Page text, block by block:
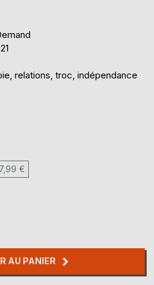
relations, troc, indépendance
7,99 €
AU PANIER